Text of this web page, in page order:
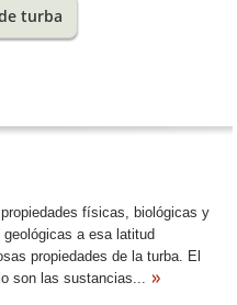
turba
físicas, biológicas y
a esa latitud
propiedades de la turba. El
son las sustancias...